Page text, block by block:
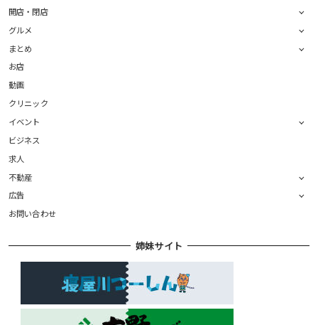
開店・閉店
グルメ
まとめ
お店
動画
クリニック
イベント
ビジネス
求人
不動産
広告
お問い合わせ
姉妹サイト